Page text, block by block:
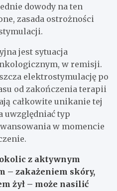
dowody na ten
zasada ostrożności
jest sytuacja
w remisji.
elektrostymulację po
od zakończenia terapii
całkowite unikanie tej
uwzględniać typ
w momencie
z aktywnym
– zakażeniem skóry,
żył – może nasilić